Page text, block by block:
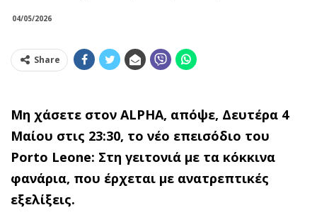
04/05/2026
Share
Μη χάσετε στον ALPHA, απόψε, Δευτέρα 4
Μαίου στις 23:30, το νέο επεισόδιο του
Porto Leone: Στη γειτονιά με τα κόκκινα
φανάρια, που έρχεται με ανατρεπτικές
εξελίξεις.